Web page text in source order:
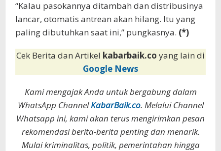
“Kalau pasokannya ditambah dan distribusinya
lancar, otomatis antrean akan hilang. Itu yang
paling dibutuhkan saat ini,” pungkasnya. (*)
Cek Berita dan Artikel kabarbaik.co yang lain di
Google News
Kami mengajak Anda untuk bergabung dalam
WhatsApp ChannelKabarBaik.co. Melalui Channel
Whatsapp ini, kami akan terus mengirimkan pesan
rekomendasi berita-berita penting dan menarik.
Mulai kriminalitas, politik, pemerintahan hingga